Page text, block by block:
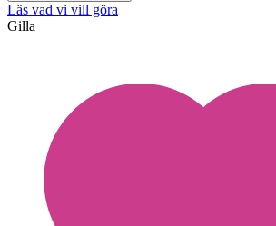
Läs vad vi vill göra
Gilla